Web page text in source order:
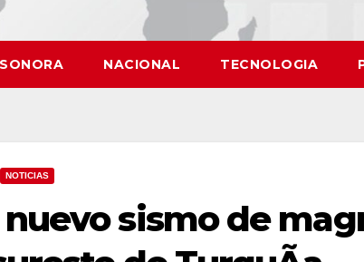
SONORA NACIONAL TECNOLOGIA
NOTICIAS
nuevo sismo de